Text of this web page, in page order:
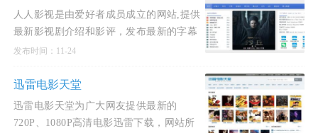
人人影视是由爱好者成员成立的网站,提供
最新影视剧介绍和影评，发布最新的字幕
包括美剧,日剧,电影,动漫等，最新电影排
TOP50。人人影视字幕组网
发布时间：11-24
迅雷电影天堂
迅雷电影天堂为广大网友提供最新的
720P、1080P高清电影迅雷下载，网站所